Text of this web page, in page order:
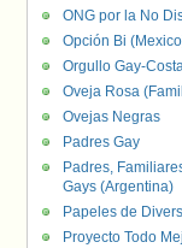
ONG por la No
Opción Bi
Orgullo Gay-
Oveja Rosa
Ovejas Negras
Padres Gay
Padres,
Gays (Argentina)
Papeles de
Proyecto Todo